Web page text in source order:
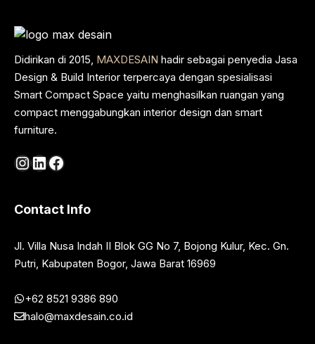
Didirikan di 2015, MAXDESAIN hadir sebagai penyedia Jasa
Design & Build Interior terpercaya dengan spesialisasi
Smart Compact Space yaitu menghasilkan ruangan yang
compact menggabungkan interior design dan smart
furniture.
Instagram
LinkedIn
Facebook
Contact Info
Jl. Villa Nusa Indah II Blok GG No 7, Bojong Kulur, Kec. Gn.
Putri, Kabupaten Bogor, Jawa Barat 16969
+62 8521 9386 890
halo@maxdesain.co.id